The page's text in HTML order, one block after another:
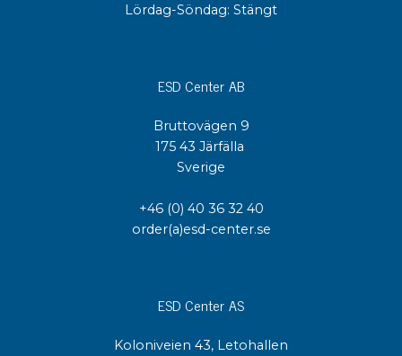
Lördag-Söndag: Stängt
ESD Center AB
Bruttovägen 9
175 43 Järfälla
Sverige
+46 (0) 40 36 32 40
order(a)esd-center.se
ESD Center AS
Koloniveien 43, Letohallen